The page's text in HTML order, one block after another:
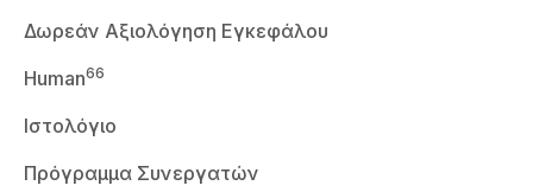
Δωρεάν Αξιολόγηση Εγκεφάλου
Human66
Ιστολόγιο
Πρόγραμμα Συνεργατών